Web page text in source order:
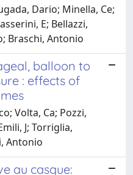
Dario; Minella, Ce;
E; Bellazzi,
Braschi, Antonio
balloon to
: effects of
Volta, Ca; Pozzi,
J; Torriglia,
Antonio
au casque: